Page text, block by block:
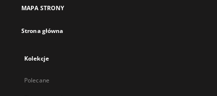
MAPA STRONY
Strona główna
Kolekcje
Polecane